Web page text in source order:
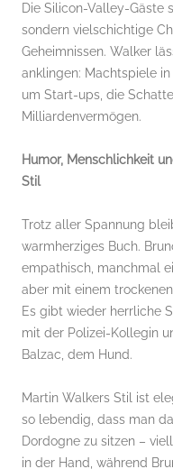
Die Silicon-Valley-Gäste
sondern vielschichtige
Geheimnissen. Walker
anklingen: Machtspiele
um Start-ups, die
Milliardenvermögen.
Humor, Menschlichkeit
Stil
Trotz aller Spannung
warmherziges Buch.
empathisch, manchmal
aber mit einem
Es gibt wieder herrliche
mit der Polizei-Kollegin
Balzac, dem Hund.
Martin Walkers Stil ist
so lebendig, dass man
Dordogne zu sitzen –
in der Hand, während